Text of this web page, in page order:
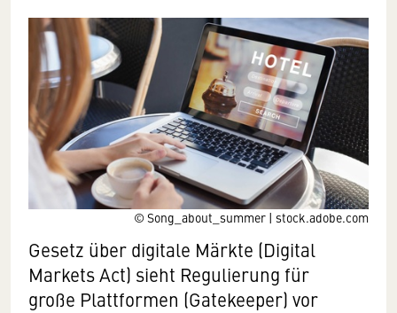
© Song_about_summer | stock.adobe.com
Gesetz über digitale Märkte (Digital
Markets Act) sieht Regulierung für
große Plattformen (Gatekeeper) vor